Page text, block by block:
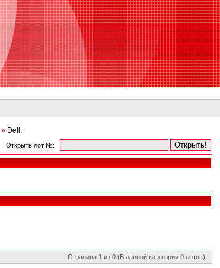
» Dell:
Открыть лот №:
Страница 1 из 0 (В данной категории 0 лотов)